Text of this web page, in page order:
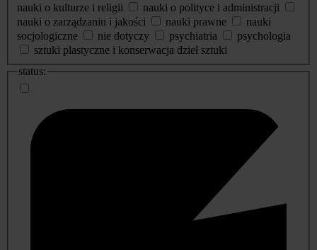
nauki o kulturze i religii
nauki o polityce i administracji
nauki o zarządzaniu i jakości
nauki prawne
nauki
socjologiczne
nie dotyczy psychiatria
psychologia
sztuki plastyczne i konserwacja dzieł sztuki
status: